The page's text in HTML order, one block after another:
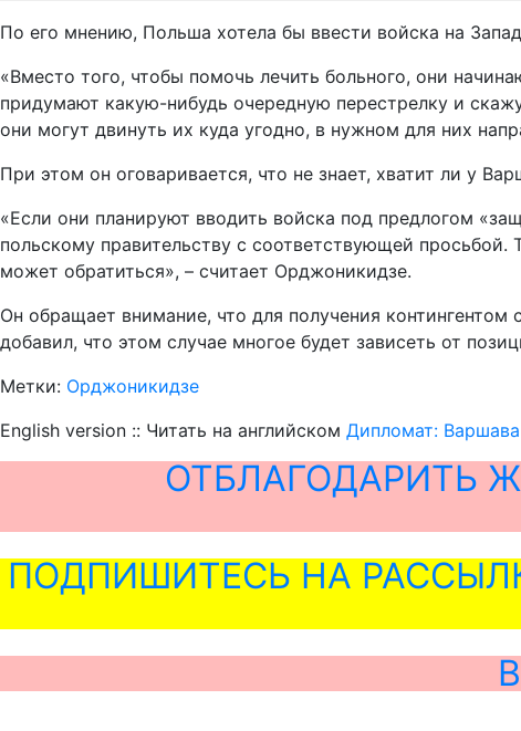
По его мнению, Польша хотела бы ввести войска на
«Вместо того, чтобы помочь лечить больного, они
придумают какую-нибудь очередную перестрелку и
они могут двинуть их куда угодно, в нужном для них
При этом он оговаривается, что не знает, хватит ли у
«Если они планируют вводить войска под предлогом
польскому правительству с соответствующей
может обратиться», – считает Орджоникидзе.
Он обращает внимание, что для получения
добавил, что этом случае многое будет зависеть от
Метки: Орджоникидзе
English version :: Читать на английском Дипломат:
ОТБЛАГОДАРИТЬ
ПОДПИШИТЕСЬ НА